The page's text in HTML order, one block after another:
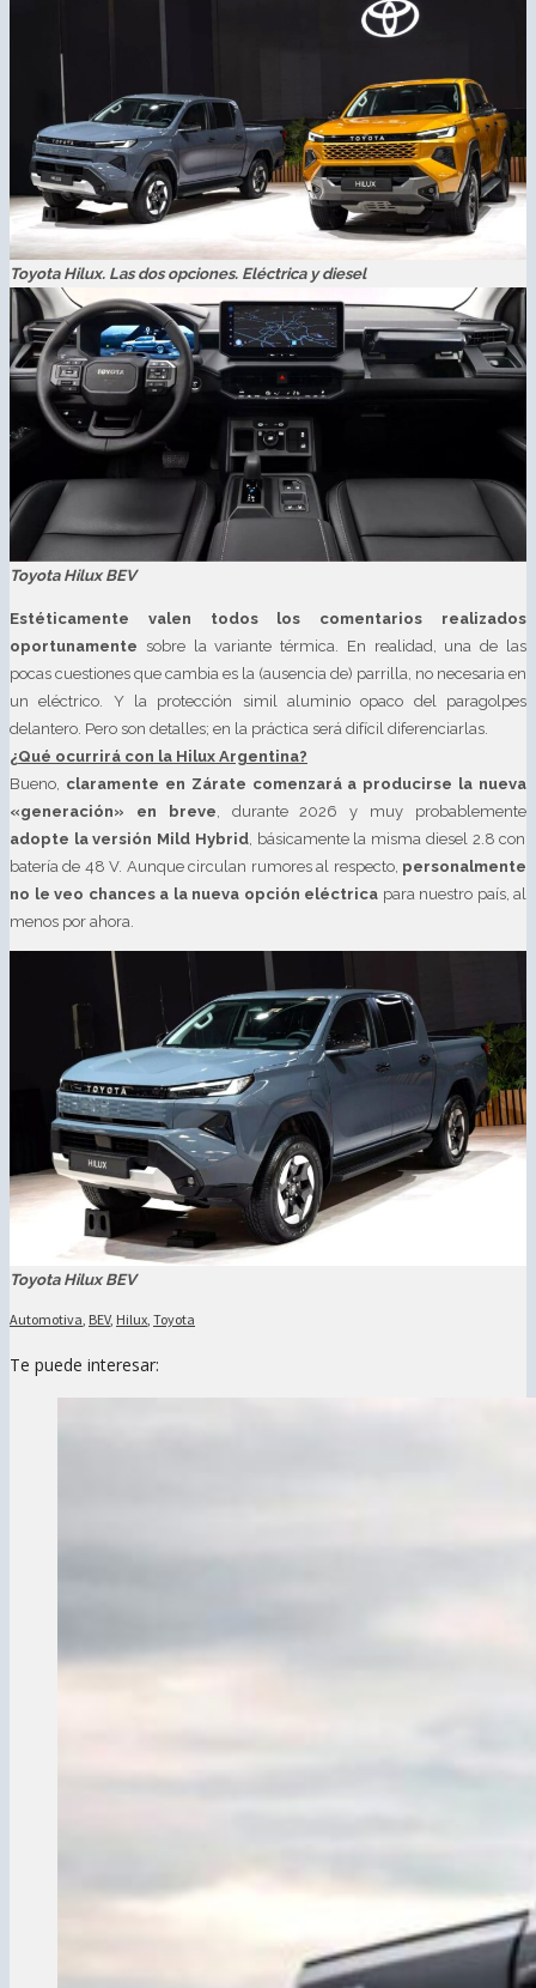
Toyota Hilux. Las dos opciones. Eléctrica y diesel
Toyota Hilux BEV
Estéticamente valen todos los comentarios realizados
oportunamente sobre la variante térmica. En realidad, una de las
pocas cuestiones que cambia es la (ausencia de) parrilla, no necesaria en
un eléctrico. Y la protección simil aluminio opaco del paragolpes
delantero. Pero son detalles; en la práctica será difícil diferenciarlas.
¿Qué ocurrirá con la Hilux Argentina?
Bueno, claramente en Zárate comenzará a producirse la nueva
«generación» en breve , durante 2026 y muy probablemente
adopte la versión Mild Hybrid, básicamente la misma diesel 2.8 con
batería de 48 V. Aunque circulan rumores al respecto, personalmente
no le veo chances a la nueva opción eléctrica para nuestro país, al
menos por ahora.
Toyota Hilux BEV
Automotiva BEV, Hilux Toyota
Te puede interesar: